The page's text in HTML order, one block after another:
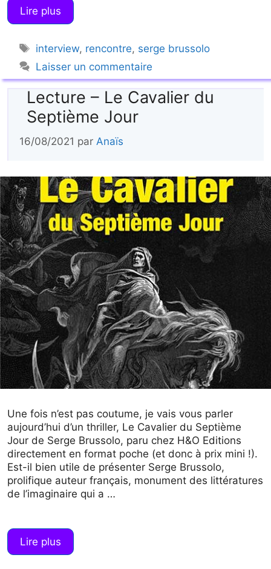
Lire plus
Étiquettes
interview, rencontre, serge brussolo
Laisser un commentaire
Lecture – Le Cavalier du
Septième Jour
16/08/2021 par Anaïs
Une fois n’est pas coutume, je vais vous parler
aujourd’hui d’un thriller, Le Cavalier du Septième
Jour de Serge Brussolo, paru chez H&O Editions
directement en format poche (et donc à prix mini !).
Est-il bien utile de présenter Serge Brussolo,
prolifique auteur français, monument des littératures
de l’imaginaire qui a …
Lire plus